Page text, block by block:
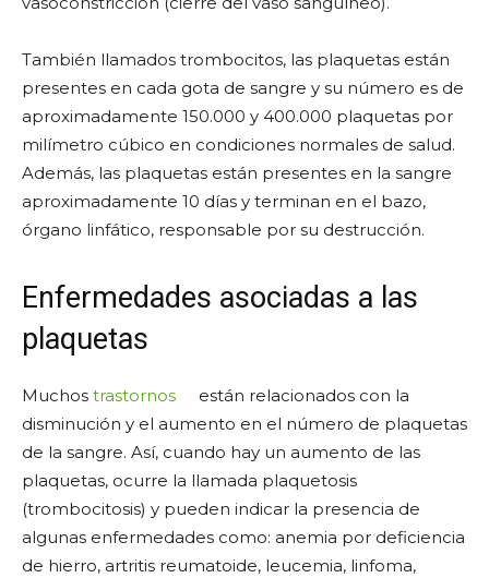
También llamados trombocitos, las plaquetas están
presentes en cada gota de sangre y su número es de
aproximadamente 150.000 y 400.000 plaquetas por
milímetro cúbico en condiciones normales de salud.
Además, las plaquetas están presentes en la sangre
aproximadamente 10 días y terminan en el bazo,
órgano linfático, responsable por su destrucción.
Enfermedades asociadas a las
plaquetas
Muchos trastornos
están relacionados con la
disminución y el aumento en el número de plaquetas
de la sangre. Así, cuando hay un aumento de las
plaquetas, ocurre la llamada plaquetosis
(trombocitosis) y pueden indicar la presencia de
algunas enfermedades como: anemia por deficiencia
de hierro, artritis reumatoide, leucemia, linfoma,